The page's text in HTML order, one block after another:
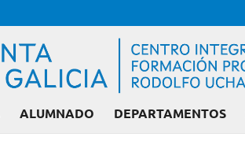
ALUMNADO DEPARTAMENTOS